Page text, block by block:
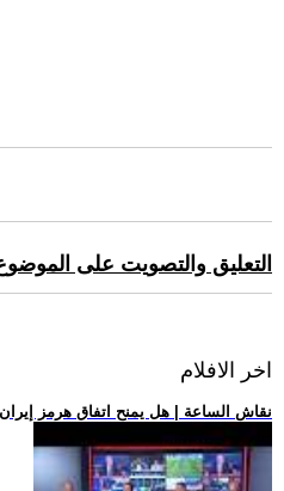
التعليق والتصويت على
اخر الافلام
.. نقاش الساعة | هل يمنح اتفاق هرمز